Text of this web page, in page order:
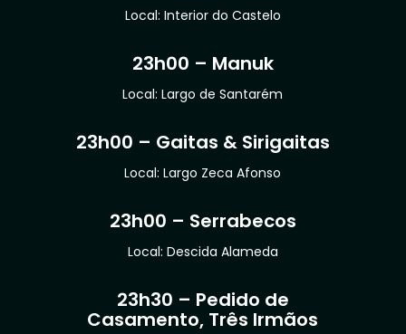
Local: Interior do Castelo
23h00 – Manuk
Local: Largo de Santarém
23h00 – Gaitas & Sirigaitas
Local: Largo Zeca Afonso
23h00 – Serrabecos
Local: Descida Alameda
23h30 – Pedido de
Casamento, Três Irmãos